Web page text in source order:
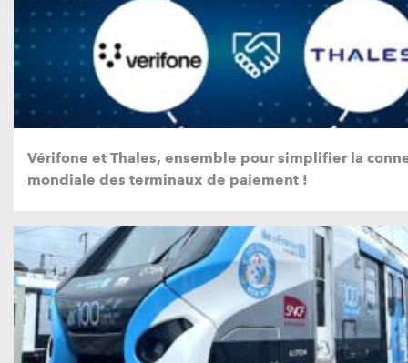
Vérifone et Thales, ensemble pour simplifier la
mondiale des terminaux de paiement !